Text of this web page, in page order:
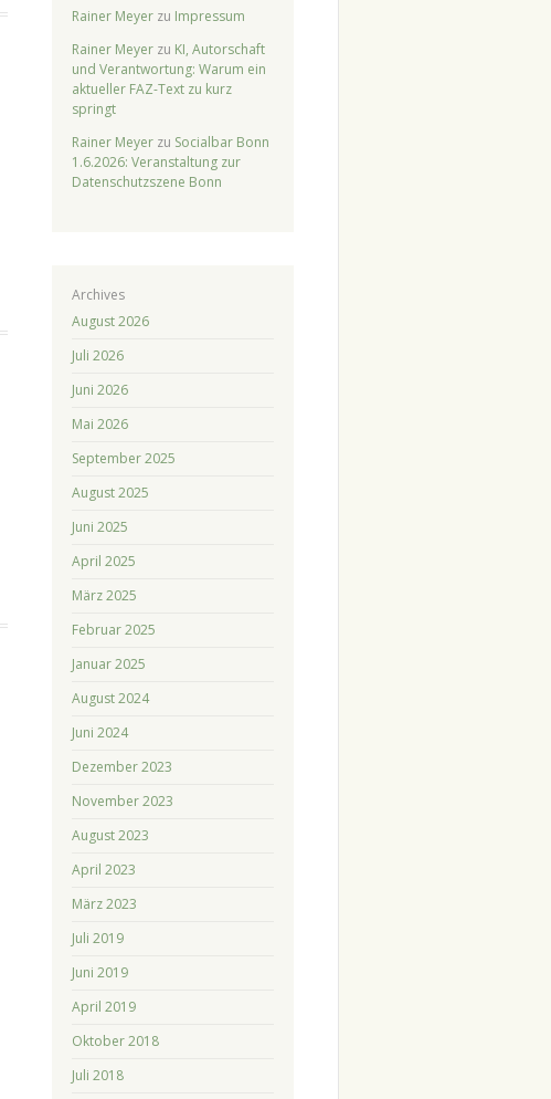
Rainer Meyerzu Impressum
Rainer Meyerzu KI, Autorschaft
und Verantwortung: Warum ein
aktueller FAZ-Text zu kurz
springt
Rainer Meyerzu Socialbar Bonn
1.6.2026: Veranstaltung zur
Datenschutzszene Bonn
Archives
August 2026
Juli 2026
Juni 2026
Mai 2026
September 2025
August 2025
Juni 2025
April 2025
März 2025
Februar 2025
Januar 2025
August 2024
Juni 2024
Dezember 2023
November 2023
August 2023
April 2023
März 2023
Juli 2019
Juni 2019
April 2019
Oktober 2018
Juli 2018